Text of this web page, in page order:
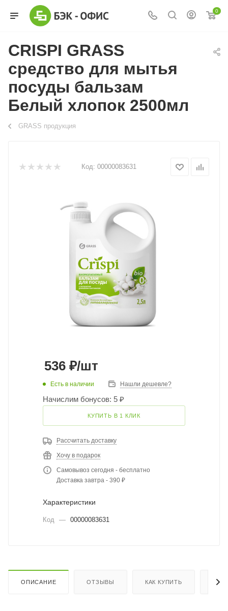
0
CRISPI GRASS
средство для мытья
посуды бальзам
Белый хлопок 2500мл
GRASS продукция
Код: 00000083631
536 ₽/шт
Есть в наличии Нашли дешевле?
Начислим бонусов: 5 ₽
КУПИТЬ В 1 КЛИК
Рассчитать доставку
Хочу в подарок
Самовывоз сегодня - бесплатно
Доставка завтра - 390 ₽
Характеристики
Код — 00000083631
ОПИСАНИЕ ОТЗЫВЫ КАК КУПИТЬ